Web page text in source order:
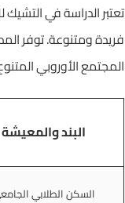
تعتبر الدراسة في
فريدة ومتنوعة. توفر
المجتمع الأوروبي
البند والمعيشة
السكن الطلابي